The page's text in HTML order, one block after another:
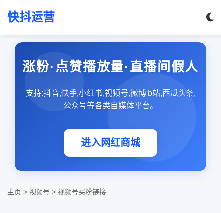
快抖运营
涨粉·点赞播放量·直播间假人
支持:抖音,快手,小红书,视频号,微博,b站,西瓜头条,
公众号等各类自媒体平台。
进入网红商城
主页 > 视频号 > 视频号买粉链接